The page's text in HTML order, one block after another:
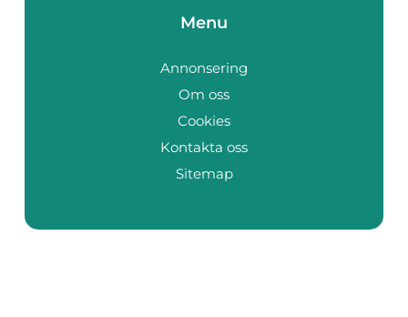
Menu
Annonsering
Om oss
Cookies
Kontakta oss
Sitemap